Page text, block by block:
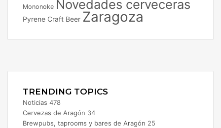
Mononoke Novedades cerveceras
Pyrene Craft Beer Zaragoza
TRENDING TOPICS
Noticias 478
Cervezas de Aragón 34
Brewpubs, taprooms y bares de Aragón 25